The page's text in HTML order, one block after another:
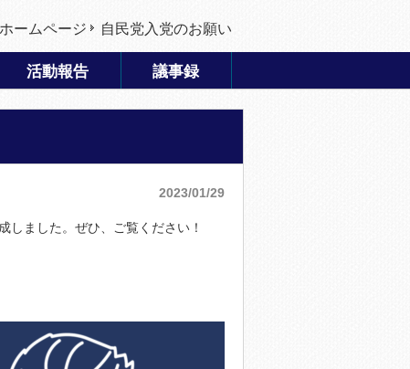
ームページ 自民党入党のお願い
活動報告 議事録
2023/01/29
しました。ぜひ、ご覧ください！